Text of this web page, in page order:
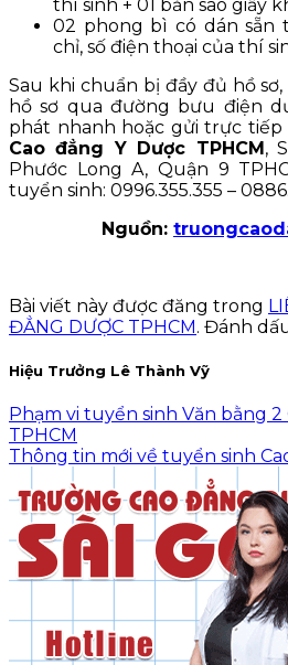
thí sinh + 01 bản sao giấy
02 phong bì có dán sẵn
chỉ, số điện thoại của thí
Sau khi chuẩn bị đầy đủ hồ
hồ sơ qua đường bưu điện
phát nhanh hoặc gửi trực tiếp
Cao đẳng Y Dược TPHCM,
Phước Long A, Quận 9
tuyển sinh: 0996.355.355 –
Nguồn:
Bài viết này được đăng trong
ĐẲNG DƯỢC TPHCM. Đánh
Hiệu Trưởng Lê Thành Vỹ
Phạm vi tuyển sinh Văn bằng
TPHCM
Thông tin mới về tuyển sinh